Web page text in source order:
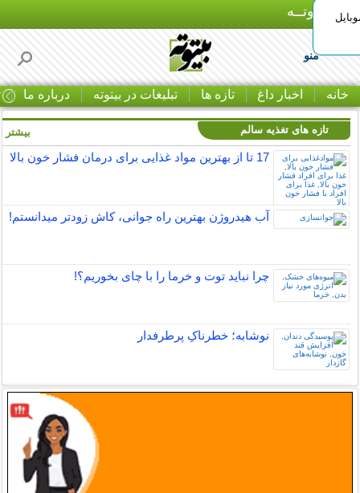
بـیتوتــه
منو
خانه اخبار داغ تازه ها تبلیغات در بیتوته درباره ما
تازه های تغذیه سالم
17 تا از بهترین مواد غذایی برای درمان فشار خون بالا
آب هیدروژن بهترین راه جوانی، کاش زودتر میدانستم!
چرا نباید توت و خرما را با چای بخوریم؟!
نوشابه؛ خطرناکِ پرطرفدار
بیشتر